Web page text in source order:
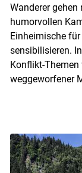
Wanderer
humorvollen
Einheimische
sensibilisieren.
Konflikt-
weggeworfener